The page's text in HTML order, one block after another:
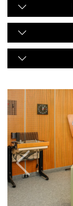
Previous